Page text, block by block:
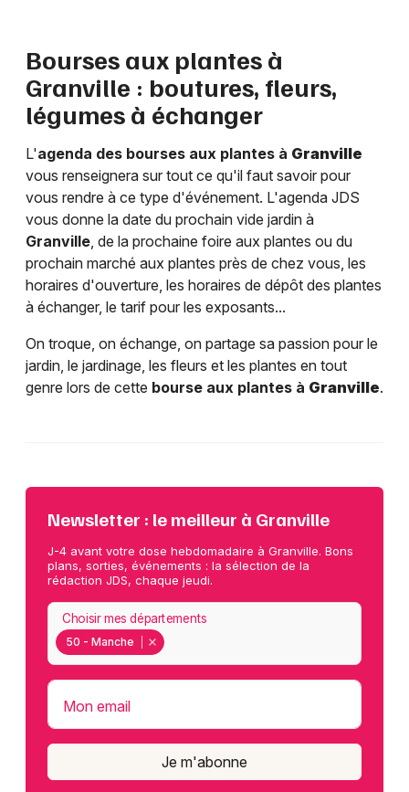
Bourses aux plantes à
Granville : boutures, fleurs,
légumes à échanger
L'agenda des bourses aux plantes à Granville
vous renseignera sur tout ce qu'il faut savoir pour
vous rendre à ce type d'événement. L'agenda JDS
vous donne la date du prochain vide jardin à
Granville, de la prochaine foire aux plantes ou du
prochain marché aux plantes près de chez vous, les
horaires d'ouverture, les horaires de dépôt des plantes
à échanger, le tarif pour les exposants...
On troque, on échange, on partage sa passion pour le
jardin, le jardinage, les fleurs et les plantes en tout
genre lors de cette bourse aux plantes à Granville.
Newsletter : le meilleur à Granville
J-4 avant votre dose hebdomadaire à Granville. Bons
plans, sorties, événements : la sélection de la
rédaction JDS, chaque jeudi.
50 - Manche
Choisir mes départements
Mon email
Je m'abonne